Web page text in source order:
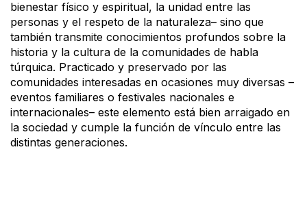
bienestar físico y espiritual, la unidad entre las
personas y el respeto de la naturaleza– sino que
también transmite conocimientos profundos sobre la
historia y la cultura de la comunidades de habla
túrquica. Practicado y preservado por las
comunidades interesadas en ocasiones muy diversas –
eventos familiares o festivales nacionales e
internacionales– este elemento está bien arraigado en
la sociedad y cumple la función de vínculo entre las
distintas generaciones.